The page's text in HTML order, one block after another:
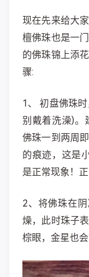
现在先来给大
檀佛珠也是一
的佛珠锦上添
骤:
1、 初盘佛珠
别戴着洗澡)。
佛珠一到两周
的痕迹，这是
是正常现象！
2、将佛珠在
燥，此时珠子
棕眼，金星也会